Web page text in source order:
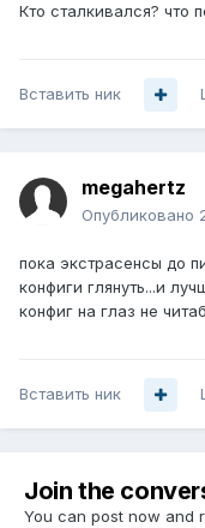
Кто сталкивался? что
Вставить ник
megahertz
Опубликовано
пока экстрасенсы до
конфиги глянуть...и
конфиг на глаз не
Вставить ник
Join the
You can post now and